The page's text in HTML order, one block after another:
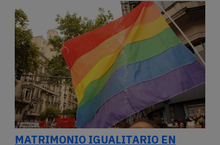
MATRIMONIO IGUALITARIO EN